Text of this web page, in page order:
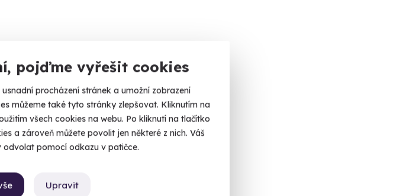
pojďme vyřešit cookies
procházení stránek a umožní zobrazení
můžeme také tyto stránky zlepšovat. Kliknutím na
všech cookies na webu. Po kliknutí na tlačítko
a zároveň můžete povolit jen některé z nich. Váš
odvolat pomocí odkazu v patičce.
Upravit